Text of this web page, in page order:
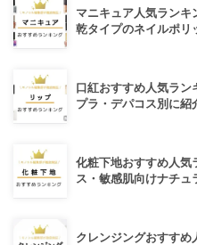
マニキュア人気ラン
乾タイプのネイルポリ
口紅おすすめ人気ラ
プラ・デパコス別に紹
化粧下地おすすめ人気
ス・敏感肌向けナチュ
クレンジングおすす